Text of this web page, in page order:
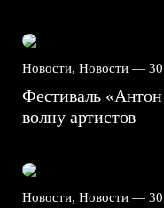
Новости, Новости —
Фестиваль
волну артистов
Новости, Новости —